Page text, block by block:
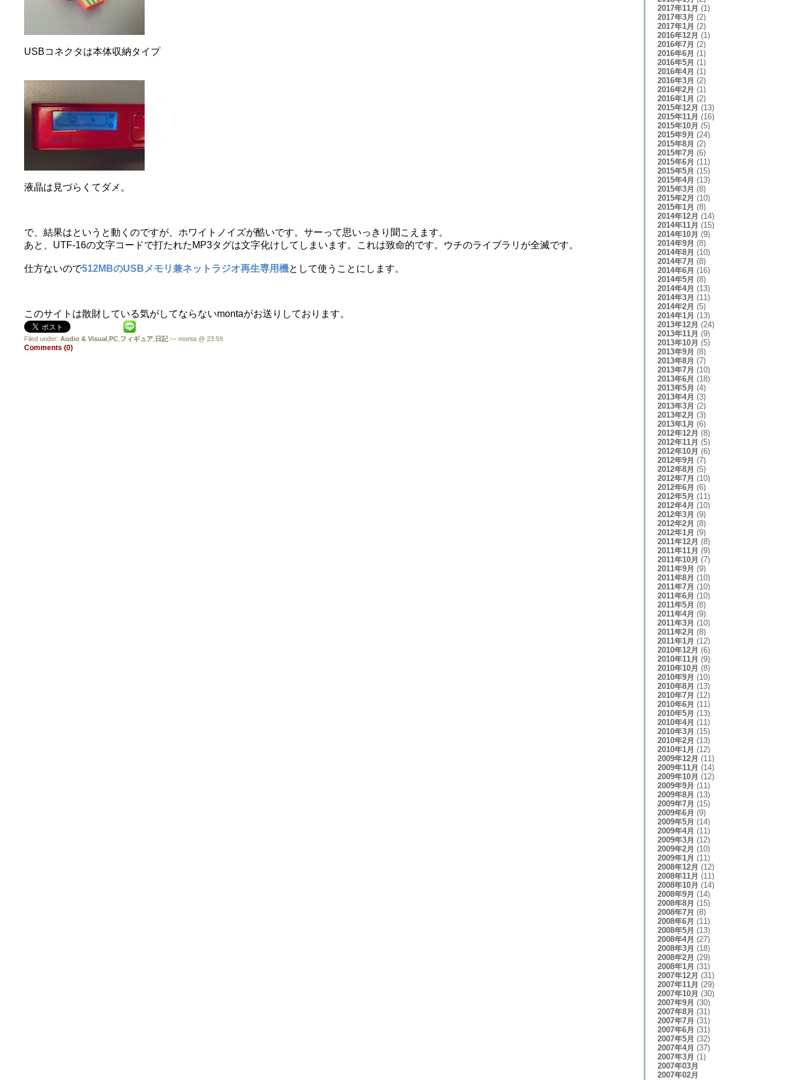
USBコネクタは本体収納タイプ
液晶は見づらくてダメ。
で、結果はというと動くのですが、ホワイトノイズが酷いです。サーって思いっきり聞こえます。
あと、UTF-16の文字コードで打たれたMP3タグは文字化けしてしまいます。これは致命的です。ウチのライブラリが全滅です。
仕方ないので512MBのUSBメモリ兼ネットラジオ再生専用機として使うことにします。
このサイトは散財している気がしてならないmontaがお送りしております。
Filed under: Audio & Visual PC フィギュア 日記— monta @ 23:59
Comments (0)
2017年11月 (1)
2017年3月 (2)
2017年1月 (2)
2016年12月 (1)
2016年7月 (2)
2016年6月 (1)
2016年5月 (1)
2016年4月 (1)
2016年3月 (2)
2016年2月 (1)
2016年1月 (2)
2015年12月 (13)
2015年11月 (16)
2015年10月 (5)
2015年9月 (24)
2015年8月 (2)
2015年7月 (6)
2015年6月 (11)
2015年5月 (15)
2015年4月 (13)
2015年3月 (8)
2015年2月 (10)
2015年1月 (8)
2014年12月 (14)
2014年11月 (15)
2014年10月 (9)
2014年9月 (8)
2014年8月 (10)
2014年7月 (8)
2014年6月 (16)
2014年5月 (8)
2014年4月 (13)
2014年3月 (11)
2014年2月 (5)
2014年1月 (13)
2013年12月 (24)
2013年11月 (9)
2013年10月 (5)
2013年9月 (8)
2013年8月 (7)
2013年7月 (10)
2013年6月 (18)
2013年5月 (4)
2013年4月 (3)
2013年3月 (2)
2013年2月 (3)
2013年1月 (6)
2012年12月 (8)
2012年11月 (5)
2012年10月 (6)
2012年9月 (7)
2012年8月 (5)
2012年7月 (10)
2012年6月 (6)
2012年5月 (11)
2012年4月 (10)
2012年3月 (9)
2012年2月 (8)
2012年1月 (9)
2011年12月 (8)
2011年11月 (9)
2011年10月 (7)
2011年9月 (9)
2011年8月 (10)
2011年7月 (10)
2011年6月 (10)
2011年5月 (8)
2011年4月 (9)
2011年3月 (10)
2011年2月 (8)
2011年1月 (12)
2010年12月 (6)
2010年11月 (9)
2010年10月 (8)
2010年9月 (10)
2010年8月 (13)
2010年7月 (12)
2010年6月 (11)
2010年5月 (13)
2010年4月 (11)
2010年3月 (15)
2010年2月 (13)
2010年1月 (12)
2009年12月 (11)
2009年11月 (14)
2009年10月 (12)
2009年9月 (11)
2009年8月 (13)
2009年7月 (15)
2009年6月 (9)
2009年5月 (14)
2009年4月 (11)
2009年3月 (12)
2009年2月 (10)
2009年1月 (11)
2008年12月 (12)
2008年11月 (11)
2008年10月 (14)
2008年9月 (14)
2008年8月 (15)
2008年7月 (8)
2008年6月 (11)
2008年5月 (13)
2008年4月 (27)
2008年3月 (18)
2008年2月 (29)
2008年1月 (31)
2007年12月 (31)
2007年11月 (29)
2007年10月 (30)
2007年9月 (30)
2007年8月 (31)
2007年7月 (31)
2007年6月 (31)
2007年5月 (32)
2007年4月 (37)
2007年3月 (1)
2007年03月
2007年02月